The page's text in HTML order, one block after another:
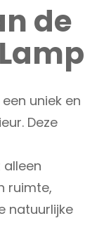
de
uniek en
Deze
ruimte,
natuurlijke